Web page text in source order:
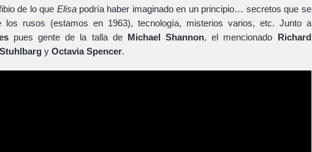
de lo que Elisapodría haber imaginado en un principio… secretos que se
los rusos (estamos en 1963), tecnología, misterios varios, etc. Junto a
pues gente de la talla de Michael Shannon, el mencionado Richard
y Octavia Spencer.